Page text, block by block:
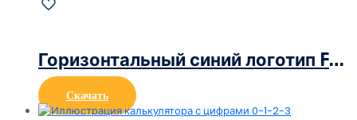
Горизонтальный синий логотип Facebook
Скачать